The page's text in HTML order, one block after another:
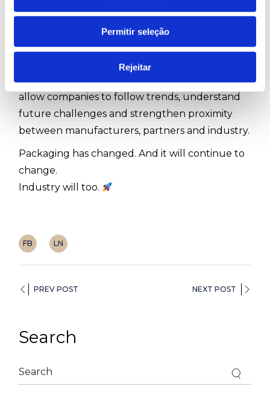
Permitir seleção
Rejeitar
technology applied down to the smallest detail.
And that is precisely why events such as
interpack remain so relevant: because they
allow companies to follow trends, understand
future challenges and strengthen proximity
between manufacturers, partners and industry.
Packaging has changed. And it will continue to
change.
Industry will too.
FB LN
PREV POST NEXT POST
Search